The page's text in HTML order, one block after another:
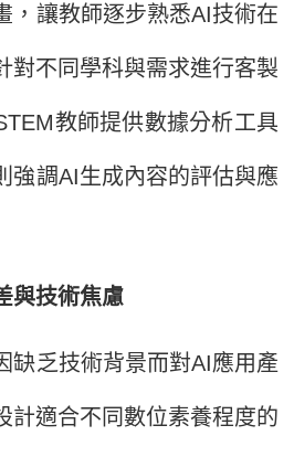
，讓教師逐步熟悉AI技術在
對不同學科與需求進行客製
教師提供數據分析工具
強調AI生成內容的評估與應
與技術焦慮
乏技術背景而對AI應用產
計適合不同數位素養程度的